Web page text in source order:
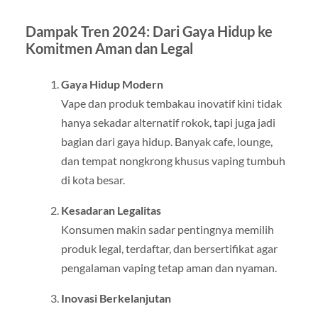
Dampak Tren 2024: Dari Gaya Hidup ke
Komitmen Aman dan Legal
Gaya Hidup Modern
Vape dan produk tembakau inovatif kini tidak
hanya sekadar alternatif rokok, tapi juga jadi
bagian dari gaya hidup. Banyak cafe, lounge,
dan tempat nongkrong khusus vaping tumbuh
di kota besar.
Kesadaran Legalitas
Konsumen makin sadar pentingnya memilih
produk legal, terdaftar, dan bersertifikat agar
pengalaman vaping tetap aman dan nyaman.
Inovasi Berkelanjutan